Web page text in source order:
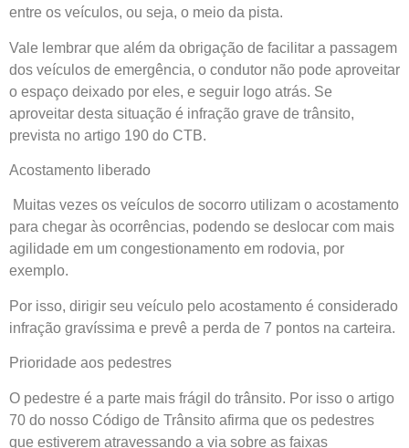
entre os veículos, ou seja, o meio da pista.
Vale lembrar que além da obrigação de facilitar a passagem
dos veículos de emergência, o condutor não pode aproveitar
o espaço deixado por eles, e seguir logo atrás. Se
aproveitar desta situação é infração grave de trânsito,
prevista no artigo 190 do CTB.
Acostamento liberado
Muitas vezes os veículos de socorro utilizam o acostamento
para chegar às ocorrências, podendo se deslocar com mais
agilidade em um congestionamento em rodovia, por
exemplo.
Por isso, dirigir seu veículo pelo acostamento é considerado
infração gravíssima e prevê a perda de 7 pontos na carteira.
Prioridade aos pedestres
O pedestre é a parte mais frágil do trânsito. Por isso o artigo
70 do nosso Código de Trânsito afirma que os pedestres
que estiverem atravessando a via sobre as faixas